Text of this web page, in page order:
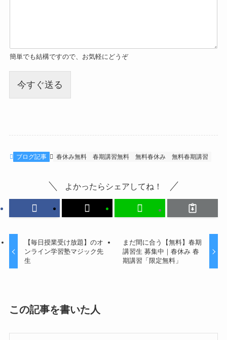
簡単でも結構ですので、お気軽にどうぞ
今すぐ送る
ブログ記事 春休み無料 春期講習無料 無料春休み 無料春期講習
よかったらシェアしてね！
【毎日授業受け放題】のオ
ンライン学習塾マジック先
生
まだ間に合う【無料】春期
講習生 募集中｜春休み 春
期講習「限定無料」
この記事を書いた人